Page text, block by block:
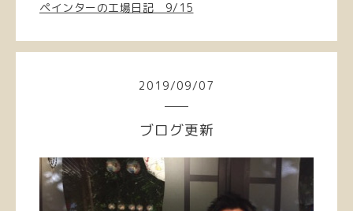
ペインターの工場日記 9/15
2019/09/07
ブログ更新